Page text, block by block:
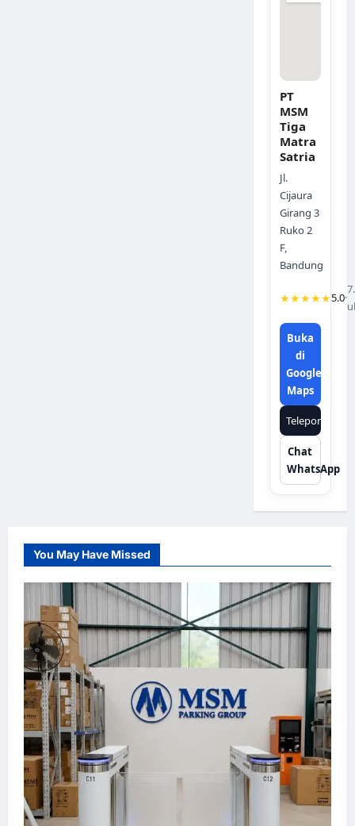
PT
MSM
Tiga
Matra
Satria
Jl.
Cijaura
Girang 3
Ruko 2
F,
Bandung
★★★★★5.0·
Buka
di
Google
Maps
Telepon
Chat
WhatsApp
You May Have Missed